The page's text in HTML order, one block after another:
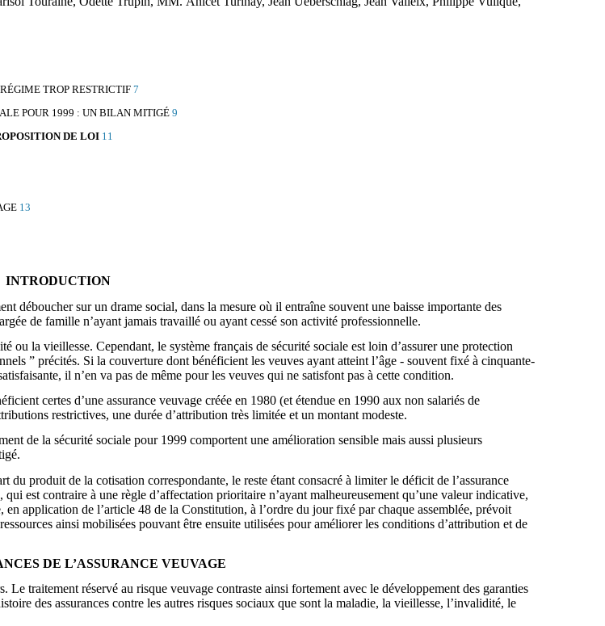
TROP RESTRICTIF 7
POUR 1999 : UN BILAN MITIGÉ 9
DE LOI 11
13
INTRODUCTION
déboucher sur un drame social, dans la mesure où il entraîne souvent une baisse importante des
de famille n’ayant jamais travaillé ou ayant cessé son activité professionnelle.
la vieillesse. Cependant, le système français de sécurité sociale est loin d’assurer une protection
” précités. Si la couverture dont bénéficient les veuves ayant atteint l’âge - souvent fixé à cinquante-
il n’en va pas de même pour les veuves qui ne satisfont pas à cette condition.
certes d’une assurance veuvage créée en 1980 (et étendue en 1990 aux non salariés de
restrictives, une durée d’attribution très limitée et un montant modeste.
de la sécurité sociale pour 1999 comportent une amélioration sensible mais aussi plusieurs
du produit de la cotisation correspondante, le reste étant consacré à limiter le déficit de l’assurance
est contraire à une règle d’affectation prioritaire n’ayant malheureusement qu’une valeur indicative,
application de l’article 48 de la Constitution, à l’ordre du jour fixé par chaque assemblée, prévoit
ainsi mobilisées pouvant être ensuite utilisées pour améliorer les conditions d’attribution et de
DE L’ASSURANCE VEUVAGE
traitement réservé au risque veuvage contraste ainsi fortement avec le développement des garanties
des assurances contre les autres risques sociaux que sont la maladie, la vieillesse, l’invalidité, le